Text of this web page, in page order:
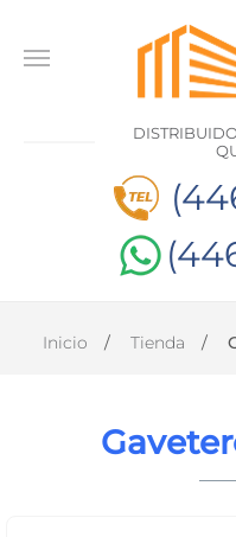
CONTACTO
TANER EN
1168-
530
Inicio Tienda